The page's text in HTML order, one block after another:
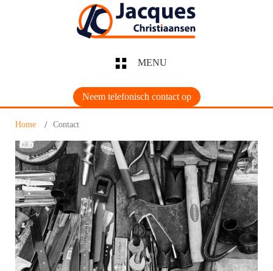
MENU
Neem telefonisch contact op
Home Contact